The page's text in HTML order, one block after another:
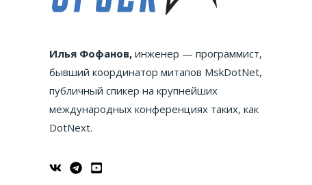
Илья Фофанов, инженер — программист,
бывший координатор митапов MskDotNet,
публичный спикер на крупнейших
международных конференциях таких, как
DotNext.